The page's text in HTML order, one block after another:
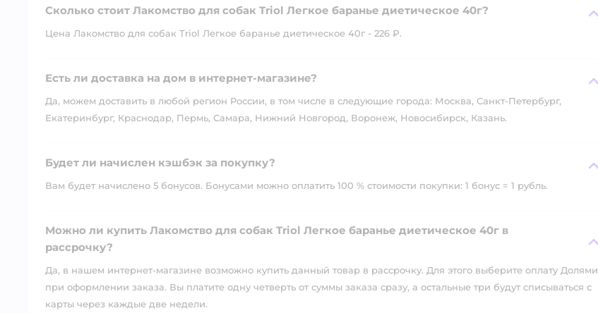
Сколько стоит Лакомство для собак Triol Легкое баранье диетическое 40г?
Цена Лакомство для собак Triol Легкое баранье диетическое 40г - 226 ₽.
Есть ли доставка на дом в интернет-магазине?
Да, можем доставить в любой регион России, в том числе в следующие города: Москва, Санкт-Петербург,
Екатеринбург, Краснодар, Пермь, Самара, Нижний Новгород, Воронеж, Новосибирск, Казань.
Будет ли начислен кэшбэк за покупку?
Вам будет начислено 5 бонусов. Бонусами можно оплатить 100 % стоимости покупки: 1 бонус = 1 рубль.
Можно ли купить Лакомство для собак Triol Легкое баранье диетическое 40г в
рассрочку?
Да, в нашем интернет-магазине возможно купить данный товар в рассрочку. Для этого выберите оплату Долями
при оформлении заказа. Вы платите одну четверть от суммы заказа сразу, а остальные три будут списываться с
карты через каждые две недели.